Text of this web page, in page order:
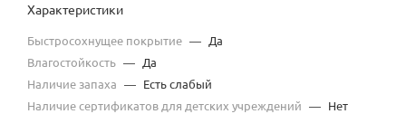
Характеристики
Быстросохнущее покрытие — Да
Влагостойкость — Да
Наличие запаха — Есть слабый
Наличие сертификатов для детских учреждений — Нет